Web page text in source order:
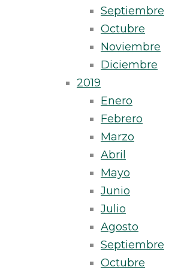
Septiembre
Octubre
Noviembre
Diciembre
2019
Enero
Febrero
Marzo
Abril
Mayo
Junio
Julio
Agosto
Septiembre
Octubre